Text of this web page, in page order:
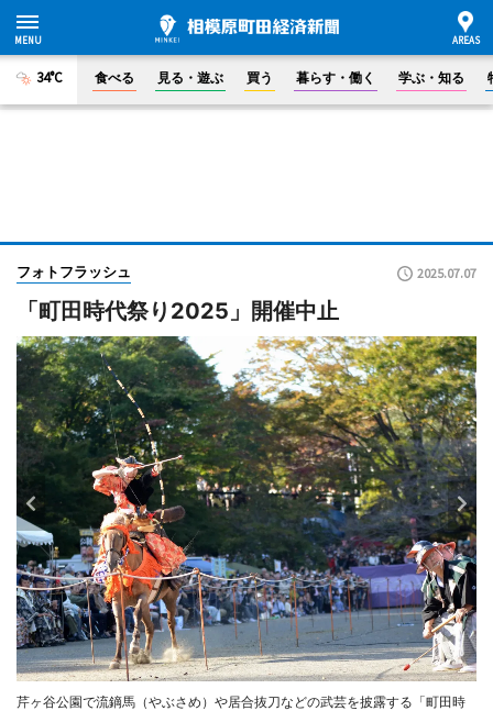
34°C 食べる 見る・遊ぶ 買う 暮らす・働く 学ぶ・知る
フォトフラッシュ 2025.07.07
「町田時代祭り2025」開催中止
芹ヶ谷公園で流鏑馬（やぶさめ）や居合抜刀などの武芸を披露する「町田時